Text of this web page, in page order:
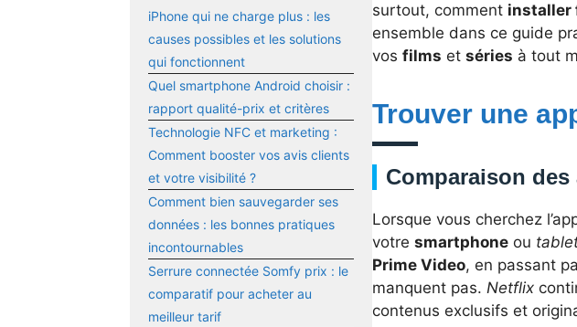
iPhone qui ne charge plus : les
causes possibles et les solutions
qui fonctionnent
Quel smartphone Android choisir :
rapport qualité-prix et critères
Technologie NFC et marketing :
Comment booster vos avis clients
et votre visibilité ?
Comment bien sauvegarder ses
données : les bonnes pratiques
incontournables
Serrure connectée Somfy prix : le
comparatif pour acheter au
meilleur tarif
surtout, comment installer
ensemble dans ce guide
vos films et séries à tout
Trouver une
Comparaison
Lorsque vous cherchez
votre smartphone ou
Prime Video, en passant
manquent pas. Netflix
contenus exclusifs et